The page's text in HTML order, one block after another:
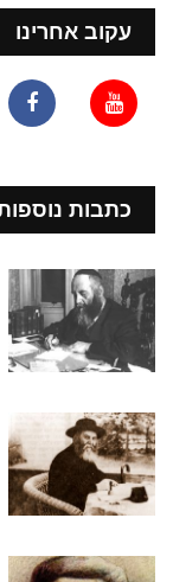
עקוב אחרינו
כתבות